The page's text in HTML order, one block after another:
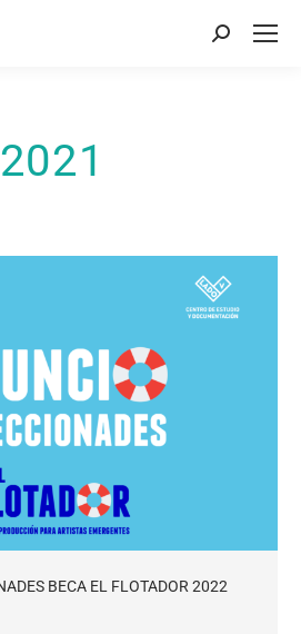
Buscar:
2021
BECA EL FLOTADOR 2022